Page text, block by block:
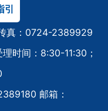
引
真：0724-2389929
时间：8:30-11:30；
邮箱：